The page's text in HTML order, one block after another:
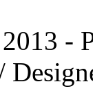
-